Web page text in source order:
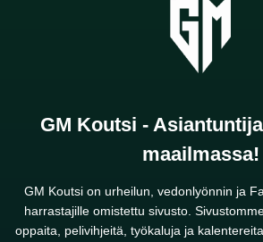
GM Koutsi -
maailmassa!
GM Koutsi on urheilun, vedonlyönnin ja
harrastajille omistettu sivusto.
oppaita, pelivihjeitä, työkaluja ja